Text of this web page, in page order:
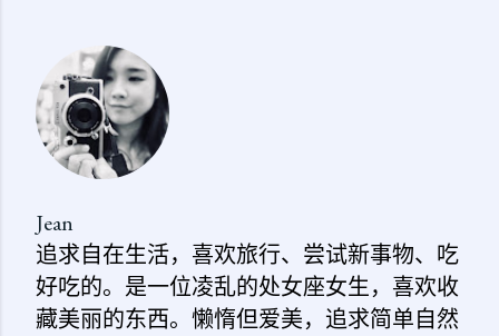
Jean
追求自在生活，喜欢旅行、尝试新事物、吃
好吃的。是一位凌乱的处女座女生，喜欢收
藏美丽的东西。懒惰但爱美，追求简单自然